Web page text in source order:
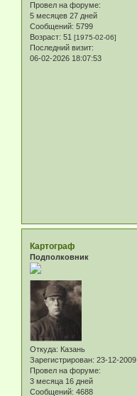
Провел на форуме:
5 месяцев 27 дней
Сообщений: 5799
Возраст: 51 [1975-02-06]
Последний визит:
06-02-2026 18:07:53
Картограф
Подполковник
Откуда: Казань
Зарегистрирован: 23-12-2009
Провел на форуме:
3 месяца 16 дней
Сообщений: 4688